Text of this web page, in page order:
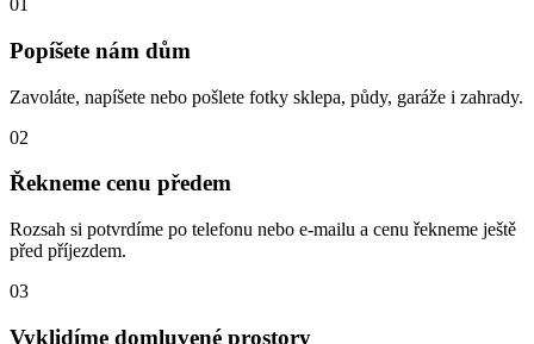
01
Popíšete nám dům
Zavoláte, napíšete nebo pošlete fotky sklepa, půdy, garáže i zahrady.
02
Řekneme cenu předem
Rozsah si potvrdíme po telefonu nebo e-mailu a cenu řekneme ještě
před příjezdem.
03
Vyklidíme domluvené prostory